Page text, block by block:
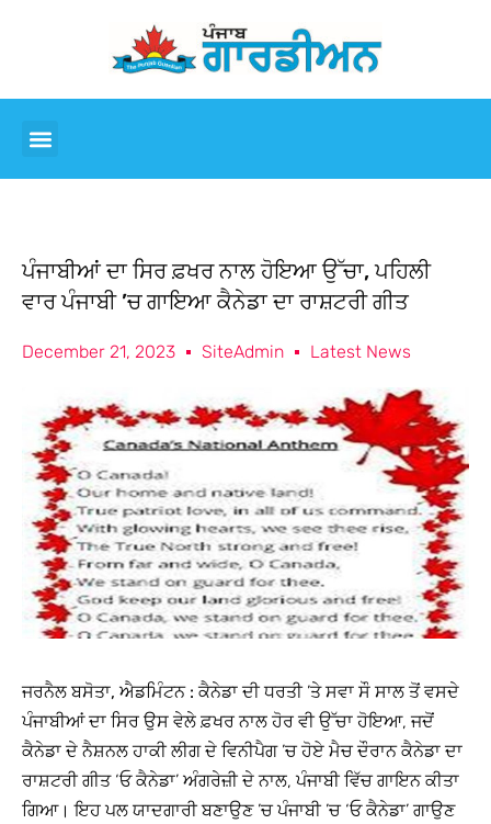
ਪੰਜਾਬੀਆਂ ਦਾ ਸਿਰ ਫ਼ਖਰ ਨਾਲ ਹੋਇਆ ਉੱਚਾ, ਪਹਿਲੀ
ਵਾਰ ਪੰਜਾਬੀ ’ਚ ਗਾਇਆ ਕੈਨੇਡਾ ਦਾ ਰਾਸ਼ਟਰੀ ਗੀਤ
December 21, 2023 SiteAdmin Latest News
ਜਰਨੈਲ ਬਸੋਤਾ, ਐਡਮਿੰਟਨ :ਕੈਨੇਡਾ ਦੀ ਧਰਤੀ ’ਤੇ ਸਵਾ ਸੌ ਸਾਲ ਤੋਂ ਵਸਦੇ
ਪੰਜਾਬੀਆਂ ਦਾ ਸਿਰ ਉਸ ਵੇਲੇ ਫ਼ਖਰ ਨਾਲ ਹੋਰ ਵੀ ਉੱਚਾ ਹੋਇਆ, ਜਦੋਂ
ਕੈਨੇਡਾ ਦੇ ਨੈਸ਼ਨਲ ਹਾਕੀ ਲੀਗ ਦੇ ਵਿਨੀਪੈਗ ’ਚ ਹੋਏ ਮੈਚ ਦੌਰਾਨ ਕੈਨੇਡਾ ਦਾ
ਰਾਸ਼ਟਰੀ ਗੀਤ ‘ਓ ਕੈਨੇਡਾ’ ਅੰਗਰੇਜ਼ੀ ਦੇ ਨਾਲ, ਪੰਜਾਬੀ ਵਿੱਚ ਗਾਇਨ ਕੀਤਾ
ਗਿਆ। ਇਹ ਪਲ ਯਾਦਗਾਰੀ ਬਣਾਉਣ ’ਚ ਪੰਜਾਬੀ ’ਚ ‘ਓ ਕੈਨੇਡਾ’ ਗਾਉਣ